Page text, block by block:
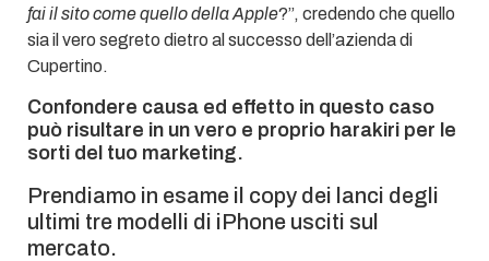
fai il sito come quello della Apple?”, credendo che quello
sia il vero segreto dietro al successo dell’azienda di
Cupertino.
Confondere causa ed effetto in questo caso
può risultare in un vero e proprio harakiri per le
sorti del tuo marketing.
Prendiamo in esame il copy dei lanci degli
ultimi tre modelli di iPhone usciti sul
mercato.